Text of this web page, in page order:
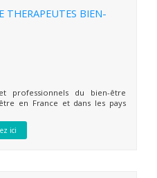
THERAPEUTES BIEN-
professionnels du bien-être
en France et dans les pays
ici